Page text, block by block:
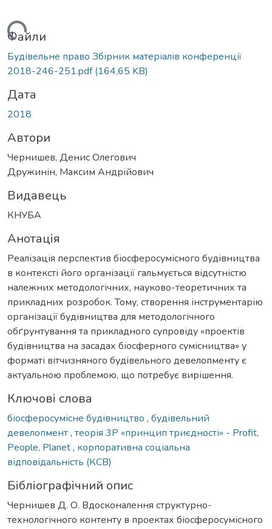
Файли
Будівельне право Збірник матеріалів конференції
2018-246-251.pdf(164,65 KB)
Дата
2018
Автори
Чернишев, Денис Олегович
Дружинін, Максим Андрійович
Видавець
КНУБА
Анотація
Реалізація перспектив біосферосумісного будівництва
в контексті його організації гальмується відсутністю
належних методологічних, науково-теоретичних та
прикладних розробок. Тому, створення інструментарію
організації будівництва для методологічного
обґрунтування та прикладного супровіду «проектів
будівництва на засадах біосферного сумісництва» у
форматі вітчизняного будівельного девелопменту є
актуальною проблемою, що потребує вирішення.
Ключові слова
біосферосумісне будівництво , будівельний
девелопмент, теорія 3P «принцип триєдності» - Profit,
People, Planet, корпоративна соціальна
відповідальність (КСВ)
Бібліографічний опис
Чернишев Д. О. Вдосконалення структурно-
технологічного контенту в проектах біосферосумісного